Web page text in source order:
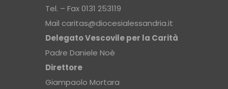
Tel. – Fax 0131 253119
Mail caritas@diocesialessandria.it
Delegato Vescovile per la Carità
Padre Daniele Noè
Direttore
Giampaolo Mortara